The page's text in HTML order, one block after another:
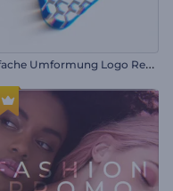
E
infache Umformung Logo Reveal